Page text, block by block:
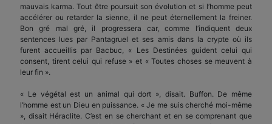
mauvais karma. Tout être poursuit son évolution et si l’homme peut
accélérer ou retarder la sienne, il ne peut éternellement la freiner.
Bon gré mal gré, il progressera car, comme l’indiquent deux
sentences lues par Pantagruel et ses amis dans la crypte où ils
furent accueillis par Bacbuc, « Les Destinées guident celui qui
consent, tirent celui qui refuse » et « Toutes choses se meuvent à
leur fin ».
« Le végétal est un animal qui dort », disait. Buffon. De même
l’homme est un Dieu en puissance. « Je me suis cherché moi-même
», disait Héraclite. C’est en se cherchant et en se comprenant que